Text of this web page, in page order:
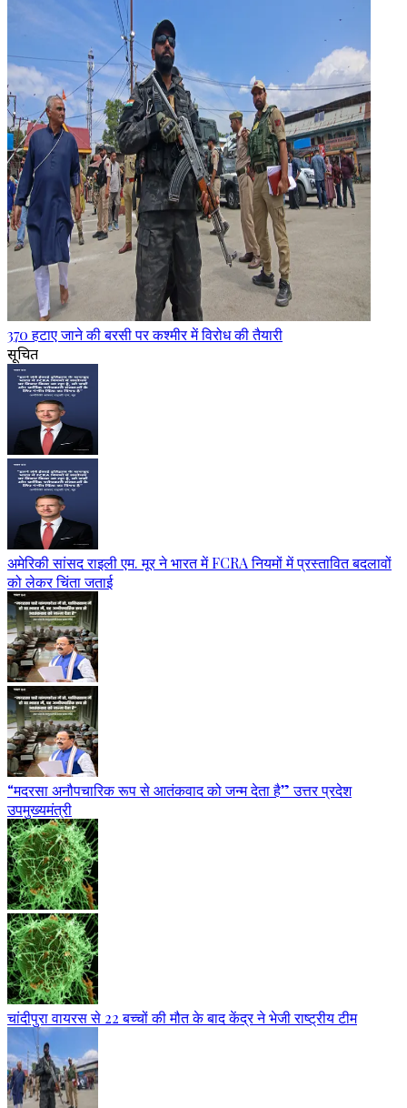
370 हटाए जाने की बरसी पर कश्मीर में विरोध की तैयारी
सूचित
अमेरिकी सांसद राइली एम. मूर ने भारत में FCRA नियमों में प्रस्तावित बदलावों
को लेकर चिंता जताई
“मदरसा अनौपचारिक रूप से आतंकवाद को जन्म देता है” उत्तर प्रदेश
उपमुख्यमंत्री
चांदीपुरा वायरस से 22 बच्चों की मौत के बाद केंद्र ने भेजी राष्ट्रीय टीम